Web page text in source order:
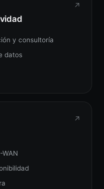
↗
y consultoría
datos
↗